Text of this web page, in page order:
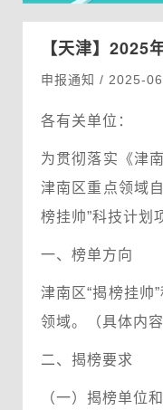
【天津】 2025
申报通知 / 2025-
各有关单位：
为贯彻落实《津
津南区重点领域
榜挂帅”科技计划
一、榜单方向
津南区“揭榜挂帅
领域。（具体内
二、揭榜要求
（一）揭榜单位